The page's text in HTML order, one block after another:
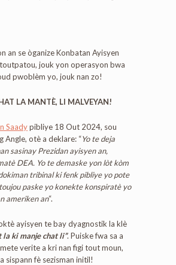
an se òganize Konbatan Ayisyen
jouk yon operasyon bwa
pwoblèm yo, jouk nan zo!
LA MANTÈ, LI MALVEYAN!
Saadypibliye 18 Out 2024, sou
Angle, otè a deklare: “Yo te deja
sasinay Prezidan ayisyen an,
DEA. Yo te demaske yon lòt kòm
tribinal ki fenk pibliye yo pote
paske yo konekte konspiratè yo
ameriken an“.
ayisyen te bay dyagnostik la klè
la ki manje chat li”. Puiske fwa sa a
verite a kri nan figi tout moun,
sispann fè sezisman initil!